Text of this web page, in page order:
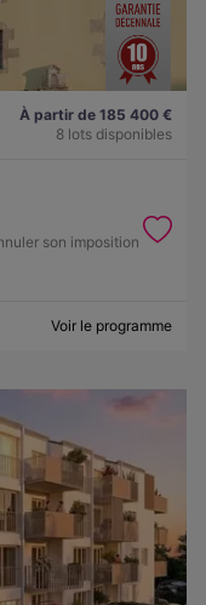
À partir de 185 400 €
8 lots disponibles
son imposition
Voir le programme